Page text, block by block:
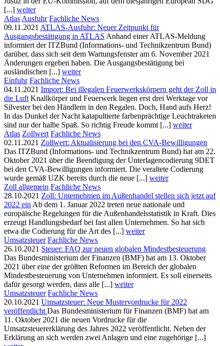
[...] weiter
Atlas Ausfuhr Fachliche News
09.11.2021 ATLAS-Ausfuhr: Neuer Zeitpunkt für
Ausgangsbestätigung in ATLAS Anhand einer ATLAS-Meldung
informiert der ITZBund (Informations- und Technikzentrum Bund)
darüber, dass sich seit dem Wartungsfenster am 6. November 2021
Änderungen ergeben haben. Die Ausgangsbestätigung bei
ausländischen [...] weiter
Einfuhr Fachliche News
04.11.2021 Import: Bei illegalen Feuerwerkskörpern geht der Zoll in
die Luft Knallkörper und Feuerwerk liegen erst drei Werktage vor
Silvester bei den Händlern in den Regalen. Doch, Hand aufs Herz!
In das Dunkel der Nacht katapultierte farbenprächtige Leuchtraketen
sind nur der halbe Spaß. So richtig Freude kommt [...] weiter
Atlas Zollwert Fachliche News
02.11.2021 Zollwert: Aktualisierung bei den CVA-Bewilligungen
Das ITZBund (Informations- und Technikzentrum Bund) hat am 22.
Oktober 2021 über die Beendigung der Unterlagencodierung 9DET
bei den CVA-Bewilligungen informiert. Die veraltete Codierung
wurde gemäß UZK bereits durch die neue [...] weiter
Zoll allgemein Fachliche News
28.10.2021 Zoll: Unternehmen im Außenhandel stellen sich jetzt auf
2022 ein Ab dem 1. Januar 2022 treten neue nationale und
europäische Regelungen für die Außenhandelsstatistik in Kraft. Dies
erzeugt Handlungsbedarf bei fast allen Unternehmen. So hat sich
etwa die Codierung für die Art des [...] weiter
Umsatzsteuer Fachliche News
26.10.2021 Steuer: FAQ zur neuen globalen Mindestbesteuerung
Das Bundesministerium der Finanzen (BMF) hat am 13. Oktober
2021 über eine der größten Reformen im Bereich der globalen
Mindestbesteuerung von Unternehmen informiert. Es soll einerseits
dafür gesorgt werden, dass alle [...] weiter
Umsatzsteuer Fachliche News
20.10.2021 Umsatzsteuer: Neue Mustervordrucke für 2022
veröffentlicht Das Bundesministerium für Finanzen (BMF) hat am
11. Oktober 2021 die neuen Vordrucke für die
Umsatzsteuererklärung des Jahres 2022 veröffentlicht. Neben der
Erklärung an sich werden zwei Anlagen und eine zugehörige [...]